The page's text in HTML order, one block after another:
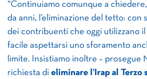
“Continuiamo comunque a
da anni, l’eliminazione del tetto: con
dei contribuenti che oggi utilizzano il
facile aspettarsi uno sforamento
limite. Insistiamo inoltre – prosegue
richiesta di eliminare l’Irap al Terzo